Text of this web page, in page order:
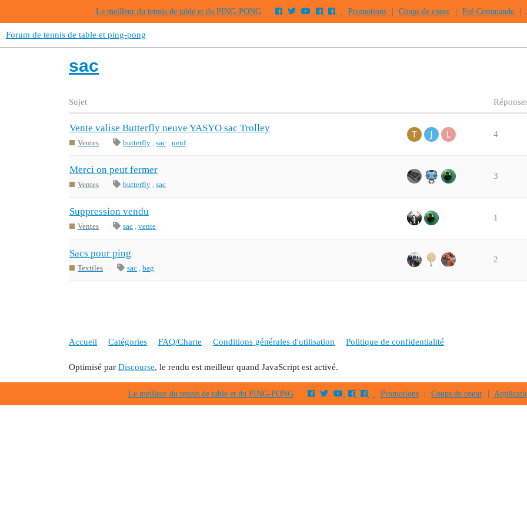
Le meilleur du tennis de table et du PING-PONG Promotions Coups de coeur Pré-Commande
Forum de tennis de table et ping-pong
sac
Sujet
Vente valise Butterfly neuve YASYO sac Trolley
Ventes butterfly ,sac neuf
4
Merci on peut fermer
Ventes butterfly ,sac
3
Suppression vendu
Ventes sac ,vente
1
Sacs pour ping
Textiles sac ,bag
2
Accueil Catégories FAQ/Charte Conditions générales d'utilisation Politique de confidentialité
Optimisé par Discourse, le rendu est meilleur quand JavaScript est activé.
Le meilleur du tennis de table et du PING-PONG Promotions Coups de coeur